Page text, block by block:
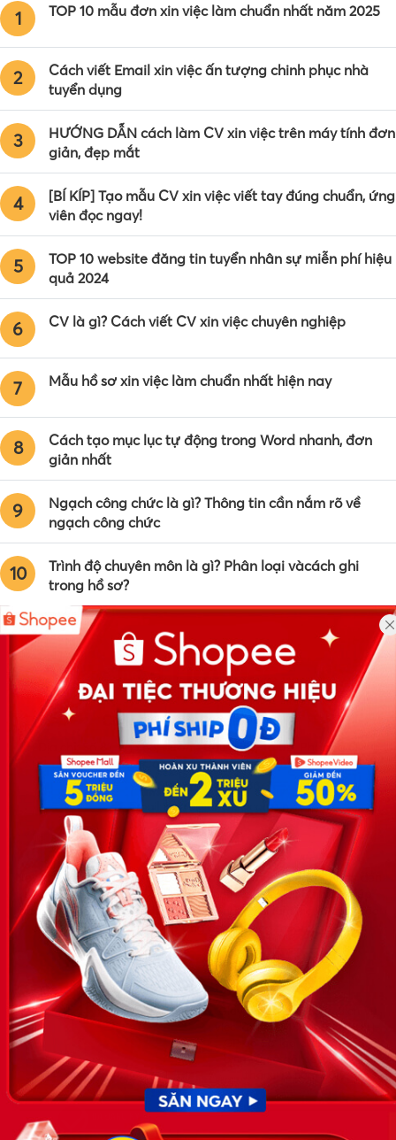
1 TOP 10 mẫu đơn xin việc làm chuẩn nhất năm 2025
2
Cách viết Email xin việc ấn tượng chinh phục nhà
tuyển dụng
3
HƯỚNG DẪN cách làm CV xin việc trên máy tính đơn
giản, đẹp mắt
4
[BÍ KÍP] Tạo mẫu CV xin việc viết tay đúng chuẩn, ứng
viên đọc ngay!
5
TOP 10 website đăng tin tuyển nhân sự miễn phí hiệu
quả 2024
6 CV là gì? Cách viết CV xin việc chuyên nghiệp
7 Mẫu hồ sơ xin việc làm chuẩn nhất hiện nay
8
Cách tạo mục lục tự động trong Word nhanh, đơn
giản nhất
9
Ngạch công chức là gì? Thông tin cần nắm rõ về
ngạch công chức
10
Trình độ chuyên môn là gì? Phân loại vàcách ghi
trong hồ sơ?
Công ty TNHH Eyeplus Online
Địa chỉ: Số 81, ngõ 68, đường Cầu Giấy, Tổ 05, Phường Quan
Hoa, Quận Cầu Giấy, TP Hà Nội, Việt Nam
SĐT: 0981 448 766
Email:
hotro@timviec.com.vn
VỀ CHÚNG TÔI
News.timviec.com.vn là website cung cấp thông tin liên quan đến
nhân sự, nghề nghiệp do Timviec.com.vn vận hành nhằm giúp
doanh nghiệp, nhân sự tuyển dụng, người đi làm, người tìm việc
cập nhật thông tin và đáp ứng được mong muốn của mình.
KẾT NỐI
Giấy phép hoạt động dịch vụ
việc làm số 54/2019/SLĐTBXH-
GP do Sở lao động thương
binh và xã hội cấp ngày 30
tháng 12 năm 2019.